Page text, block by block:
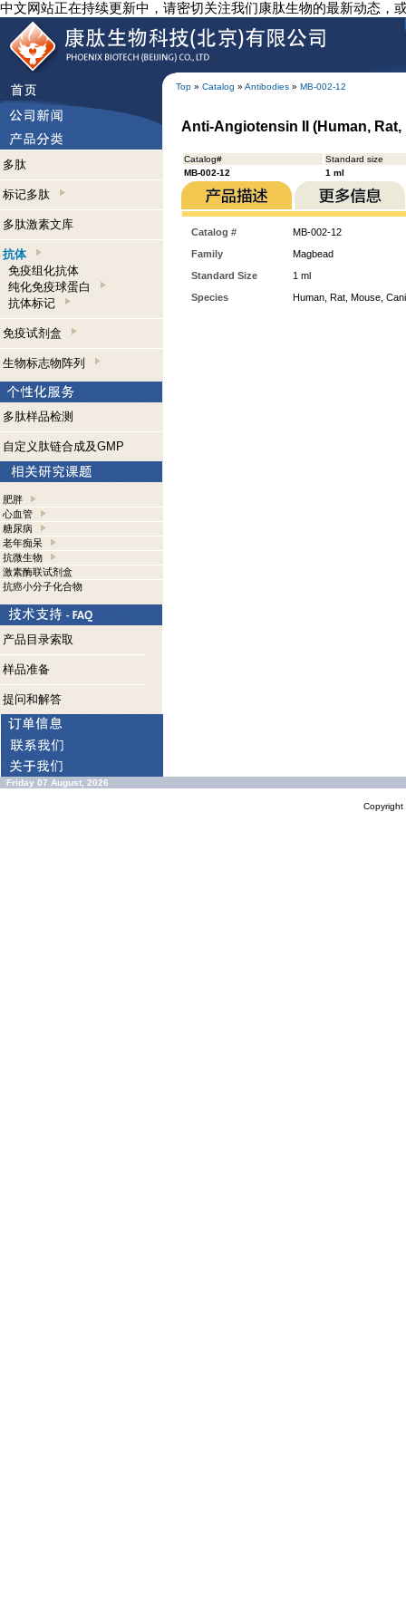
中文网站正在持续更新中，请密切关注我们康肽生物的最新动态，
Top » Catalog » Antibodies » MB-002-12
多肽
标记多肽
多肽激素文库
抗体
免疫组化抗体
纯化免疫球蛋白
抗体标记
免疫试剂盒
生物标志物阵列
多肽样品检测
自定义肽链合成及GMP
肥胖
心血管
糖尿病
老年痴呆
抗微生物
激素酶联试剂盒
抗癌小分子化合物
产品目录索取
样品准备
提问和解答
Anti-Angiotensin II (Human,
Catalog#
Standard size
MB-002-12
1 ml
Catalog #
MB-002-12
Family
Magbead
Standard Size
1 ml
Species
Human, Rat, Mouse,
Friday 07 August, 2026